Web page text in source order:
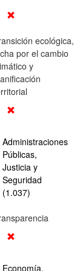
ecológica,
por el cambio
y
Administraciones
Públicas,
Justicia y
Seguridad
(1.037)
Economía,